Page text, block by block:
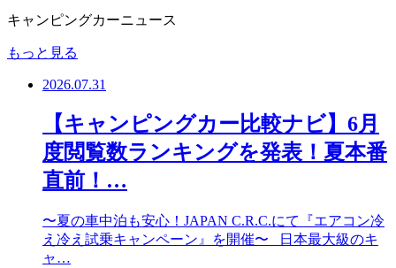
キャンピングカーニュース
もっと見る
2026.07.31
【キャンピングカー比較ナビ】6月
度閲覧数ランキングを発表！夏本番
直前！…
〜夏の車中泊も安心！JAPAN C.R.C.にて『エアコン冷
え冷え試乗キャンペーン』を開催〜 日本最大級のキ
ャ…